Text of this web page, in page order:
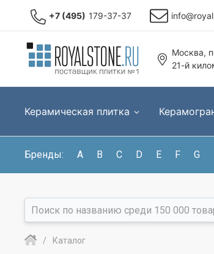
+7 (495) 179-37-37
Москва,
21-й
Керамическая плитка
Бренды: A B C D E F G
Каталог